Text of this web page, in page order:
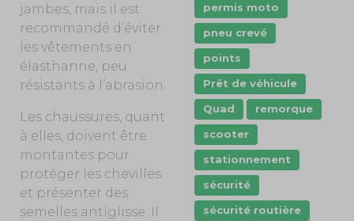
jambes, mais il est
recommandé d’éviter
les vêtements en
élasthanne, peu
résistants à l’abrasion.
Les chaussures, quant
à elles, doivent être
montantes pour
protéger les chevilles
et présenter des
semelles antiglisse. Il
permis moto
pneu crevé
points
Prêt de véhicule
Quad
remorque
scooter
stationnement
sécurité
sécurité routière